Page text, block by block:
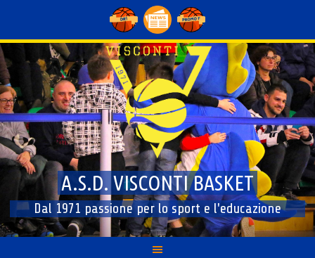
content
A.S.D. VISCONTI BASKET
Dal 1971 passione per lo sport e l'educazione